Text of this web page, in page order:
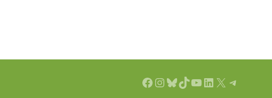
Facebook
Instagram
Bluesky
TikTok
YouTube
LinkedIn
X Telegram